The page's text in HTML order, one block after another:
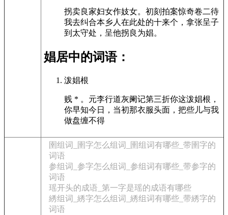
拐卖良家妇女作妓女。初刻拍案惊奇卷二待
我去纠合本乡人在此处的十来个，拿张呈子
到太守处，呈他拐良为娼。
娼居中的词语：
泼娼根
贱 * 。元李行道灰阑记第三折你这泼娼根，
你早知今日，当初那衣服头面，把些儿与我
做盘缠不得
圉组词_圉字怎么组词_圉组词有哪些_带圉字的
词语
参组词_参字怎么组词_参组词有哪些_带参字的
词语
瑶开头的成语_第一字是瑶的成语有哪些
綉组词_綉字怎么组词_綉组词有哪些_带綉字的
词语